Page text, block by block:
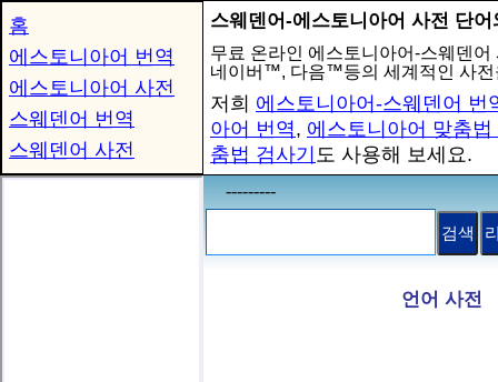
홈
에스토니아어 번역
에스토니아어 사전
스웨덴어 번역
스웨덴어 사전
스웨덴어-에스토니아어 사전 단
무료 온라인 에스토니아어-스웨덴
네이버™, 다음™등의 세계적인 사전
저희 에스토니아어-스웨덴어 번
아어 번역, 에스토니아어 맞춤법
춤법 검사기 도 사용해 보세요.